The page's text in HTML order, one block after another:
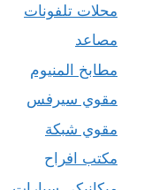
محلات تلفونات
مصاعد
مطابخ المنيوم
مقوي سيرفس
مقوي شبكة
مكتب افراح